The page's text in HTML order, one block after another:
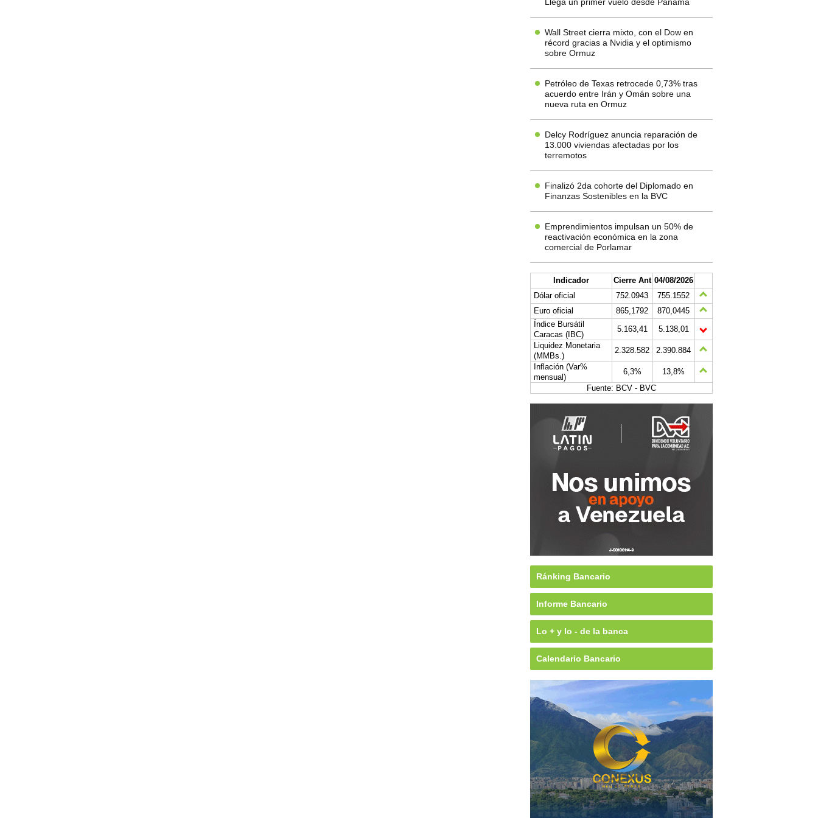
Wall Street cierra mixto, con el Dow en
récord gracias a Nvidia y el optimismo
sobre Ormuz
Petróleo de Texas retrocede 0,73% tras
acuerdo entre Irán y Omán sobre una
nueva ruta en Ormuz
Delcy Rodríguez anuncia reparación de
13.000 viviendas afectadas por los
terremotos
Finalizó 2da cohorte del Diplomado en
Finanzas Sostenibles en la BVC
Emprendimientos impulsan un 50% de
reactivación económica en la zona
comercial de Porlamar
Indicador Cierre Ant 04/08/2026
Dólar oficial
752.0943
755.1552
Euro oficial
865,1792
870,0445
Índice Bursátil
Caracas (IBC)
5.163,41
5.138,01
Liquidez Monetaria
(MMBs.)
2.328.582
2.390.884
Inflación (Var%
mensual)
6,3%
13,8%
Fuente: BCV - BVC
Ránking Bancario
Informe Bancario
Lo + y lo - de la banca
Calendario Bancario